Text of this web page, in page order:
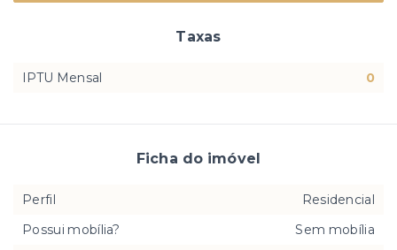
Taxas
IPTU Mensal 0
Ficha do imóvel
Perfil
Residencial
Possui mobília?
Sem mobília